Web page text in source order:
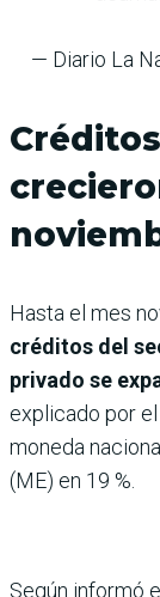
— Diario La
Hasta el mes
créditos del
privado se
explicado por
moneda
(ME) en 19 %.
Según informó